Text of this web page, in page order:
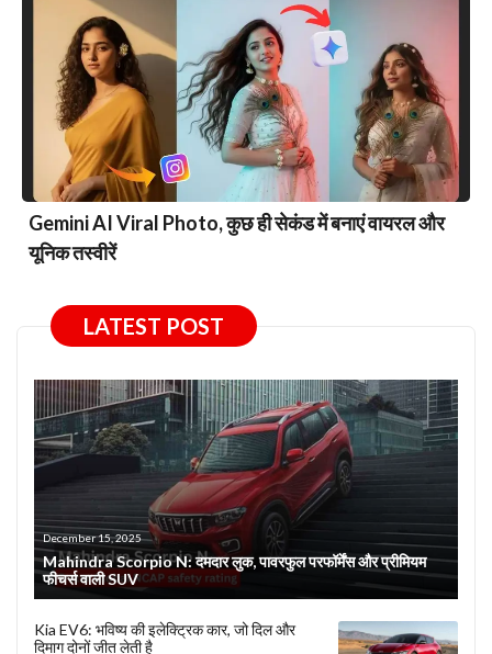
Gemini AI Viral Photo, कुछ ही सेकंड में बनाएं वायरल और
यूनिक तस्वीरें
LATEST POST
December 15, 2025
Mahindra Scorpio N: दमदार लुक, पावरफुल परफॉर्मेंस और प्रीमियम
फीचर्स वाली SUV
Kia EV6: भविष्य की इलेक्ट्रिक कार, जो दिल और
दिमाग दोनों जीत लेती है